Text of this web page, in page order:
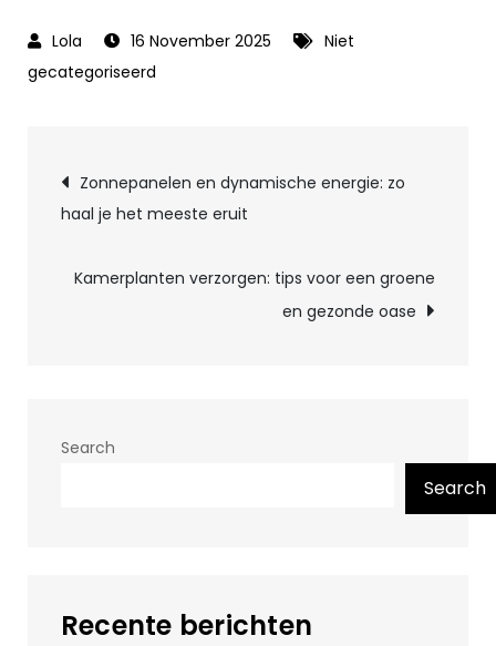
16 November 2025
Niet
gecategoriseerd
Post
navigation
Zonnepanelen en dynamische energie: zo
haal je het meeste eruit
Kamerplanten verzorgen: tips voor een groene
en gezonde oase
Search
Search
Recente berichten